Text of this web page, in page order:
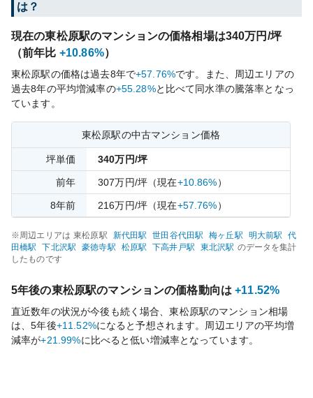
は？
現在の東松原駅のマンションの価格相場は340万円/坪
（前年比 +10.86%）
東松原駅の価格は過去8年で+57.76%です。
また、周辺エリアの
過去8年の平均増減率の+55.28%と比べて同水準の騰落率となっ
ています。
東松原駅の中古マンション価格
坪単価 340万円/坪
前年 307万円/坪 （現在+10.86%）
8年前 216万円/坪 （現在+57.76%）
※周辺エリアは 東松原駅 新代田駅 世田谷代田駅 梅ヶ丘駅 明大前駅
代
田橋駅 下北沢駅 豪徳寺駅 松原駅 下高井戸駅 東北沢駅 のデータを集計
したものです
5年後の東松原駅のマンションの価格動向は +11.52%
直近数年の状況が今後も続く場合、東松原駅のマンション相場
は、5年後+11.52%になると予想されます。周辺エリアの平均増
減率が+21.99%に比べると低い増減率となっています。